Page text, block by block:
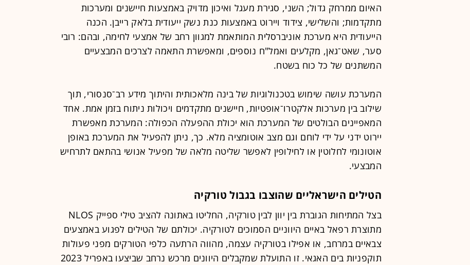
האיום ממרחק גדול; השני, סגירת מעגל ואיכון מדויק באמצעות חיישנים ומערכות
מתקדמות; והשלישי, צידוד ויירוט באמצעות כנת נשק ייעודית בלאק רייבן. הכנה
הייעודית היא מערכת אוניברסלית המותאמת למגוון רחב של אמצעי לחימה, ובהם: רובי
סער, שאט־גאן, מקלעים ואמל"ח נוספים, ומאפשרת התאמה לצרכים המבצעיים
המשתנים של כל כוח בשטח.
המערכת עושה שימוש בטכנולוגיות של בינה מלאכותית והיתוך מידע רב־סנסורי, תוך
שילוב בין מערכות אלקטרו־אופטיות, חיישנים מתקדמים ויכולות ניתוח בזמן אמת. אחד
המאפיינים הבולטים של המערכת הוא יכולת ההפעלה הכפולה: המערכת מאפשרת
יירוט ידני על ידי לוחם וגם מצב אוטומציה מלא. כך, ניתן להפעיל את המערכת באופן
אוטונומי לחלוטין או לחילופין לאפשר שליטה מלאה של מפעיל אנושי בהתאם לתרחיש
המבצעי.
הטילים הישראליים שהוצבו בגבול טורקיה
בצל המתיחות הגוברת בין יוון לבין טורקיה, החליטו באתונה להציב טילי ספייק NLOS
מתוצרת רפאל באיים היווניים הסמוכים לטורקיה. יכולתם של הטילים לפגוע באמצעים
צבאיים במרחב, או אפילו בטורקיה עצמה, מהווה הרתעה כלפי הטורקים מפני פעולות
תוקפניות בים האגאי. זו התועלת שמקבלים היוונים מרכש נרחב שביצעו באפריל 2023